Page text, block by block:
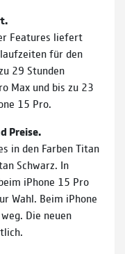
Features liefert
für den
29 Stunden
Max und bis zu 23
15 Pro.
Preise.
in den Farben Titan
Schwarz. In
iPhone 15 Pro
Wahl. Beim iPhone
Die neuen